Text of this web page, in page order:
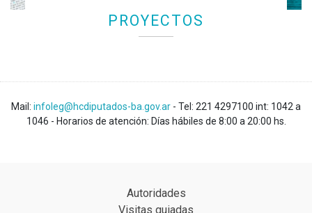
PROYECTOS
Mail: infoleg@hcdiputados-ba.gov.ar - Tel: 221 4297100 int: 1042 a
1046 - Horarios de atención: Días hábiles de 8:00 a 20:00 hs.
Autoridades
Visitas guiadas